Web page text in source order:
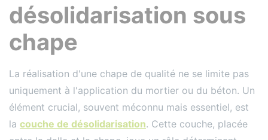
désolidarisation sous
chape
La réalisation d'une chape de qualité ne se limite pas
uniquement à l'application du mortier ou du béton. Un
élément crucial, souvent méconnu mais essentiel, est
la couche de désolidarisation. Cette couche, placée